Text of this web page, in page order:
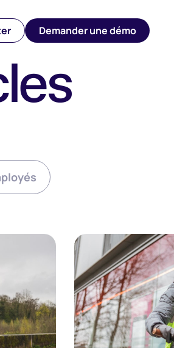
Demander une démo